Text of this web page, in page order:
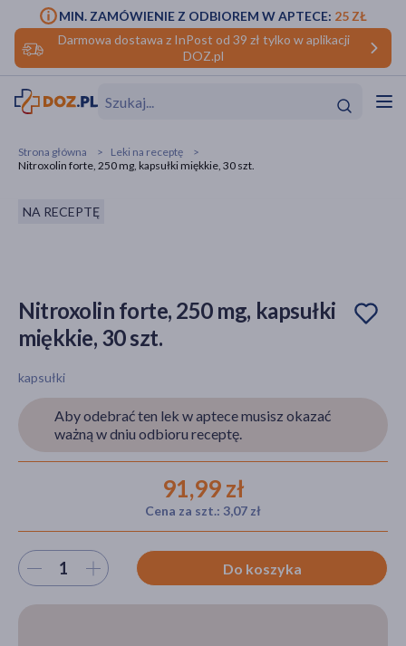
Darmowa dostawa z InPost od 39 zł tylko w aplikacji
DOZ.pl
MIN. ZAMÓWIENIE Z ODBIOREM W APTECE: 25 ZŁ
Hit
makijażu
Strona główna
Leki na receptę
Nitroxolin forte, 250 mg, kapsułki miękkie, 30 szt.
NA RECEPTĘ
Nitroxolin forte, 250 mg, kapsułki
miękkie, 30 szt.
kapsułki
Aby odebrać ten lek w aptece musisz okazać
ważną w dniu odbioru receptę.
91,99 zł
Cena za szt.: 3,07 zł
Wybierz ilość Do koszyka